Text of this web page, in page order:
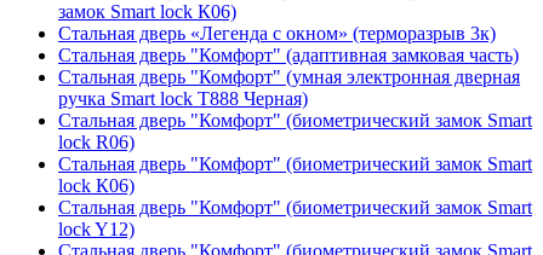
замок Smart lock К06)
Стальная дверь «Легенда с окном» (терморазрыв 3к)
Стальная дверь "Комфорт" (адаптивная замковая часть)
Стальная дверь "Комфорт" (умная электронная дверная
ручка Smart lock T888 Черная)
Стальная дверь "Комфорт" (биометрический замок Smart
lock R06)
Стальная дверь "Комфорт" (биометрический замок Smart
lock К06)
Стальная дверь "Комфорт" (биометрический замок Smart
lock Y12)